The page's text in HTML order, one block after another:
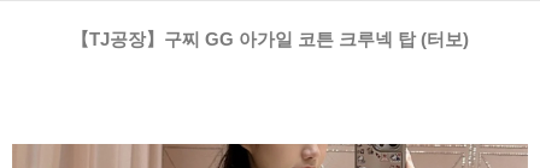
【TJ공장】구찌 GG 아가일 코튼 크루넥 탑 (터보)